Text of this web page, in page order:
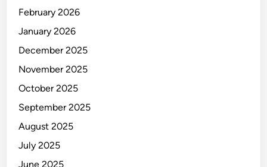
February 2026
January 2026
December 2025
November 2025
October 2025
September 2025
August 2025
July 2025
June 2025